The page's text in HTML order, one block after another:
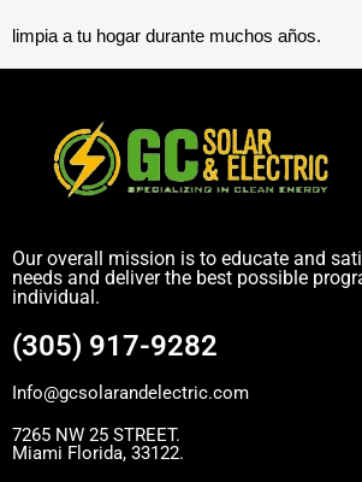
limpia a tu hogar durante muchos años.
Our overall mission is to educate and
needs and deliver the best possible
individual.
(305) 917-9282
Info@gcsolarandelectric.com
7265 NW 25 STREET.
Miami Florida, 33122.